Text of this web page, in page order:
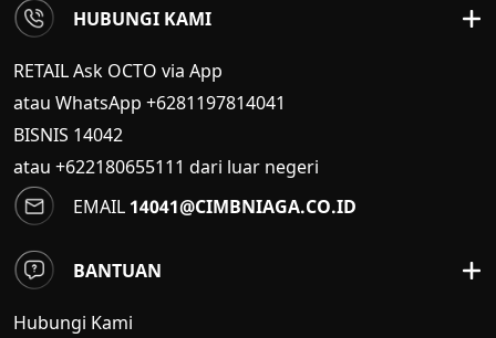
HUBUNGI KAMI
RETAIL Ask OCTO via App
atau WhatsApp +6281197814041
BISNIS 14042
atau +622180655111 dari luar negeri
EMAIL 14041@CIMBNIAGA.CO.ID
BANTUAN
Hubungi Kami